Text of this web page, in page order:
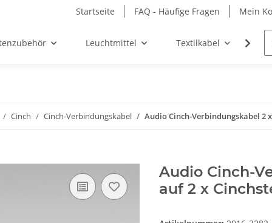
Startseite FAQ - Häufige Fragen Mein
Leuchtmittel Textilkabel
Cinch Cinch-Verbindungskabel Audio Cinch-Verbindungskabel 2
Audio Cinch-
auf 2 x